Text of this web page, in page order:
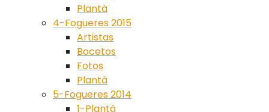
Plantà
4-Fogueres 2015
Artistas
Bocetos
Fotos
Plantà
5-Fogueres 2014
1-Plantà